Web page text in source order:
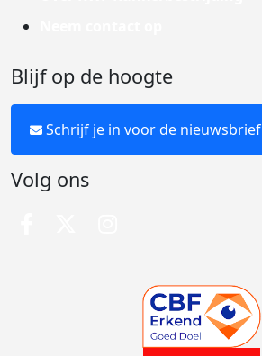
Blijf op de hoogte
Schrijf je in voor de nieuwsbrief
Volg ons